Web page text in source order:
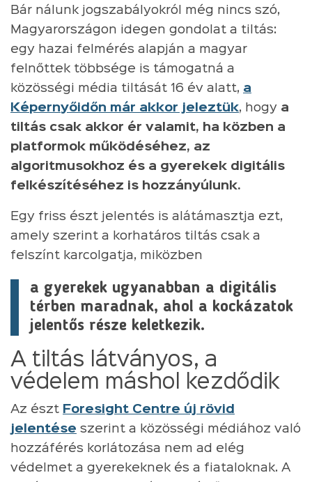
Bár nálunk jogszabályokról még nincs szó,
Magyarországon idegen gondolat a tiltás:
egy hazai felmérés alapján a magyar
felnőttek többsége is támogatná a
közösségi média tiltását 16 év alatt, a
Képernyőidőn már akkor jeleztük, hogy a
tiltás csak akkor ér valamit, ha közben a
platformok működéséhez, az
algoritmusokhoz és a gyerekek digitális
felkészítéséhez is hozzányúlunk.
Egy friss észt jelentés is alátámasztja ezt,
amely szerint a korhatáros tiltás csak a
felszínt karcolgatja, miközben
a gyerekek ugyanabban a digitális
térben maradnak, ahol a kockázatok
jelentős része keletkezik.
A tiltás látványos, a
védelem máshol kezdődik
Az észt Foresight Centre új rövid
jelentése szerint a közösségi médiához való
hozzáférés korlátozása nem ad elég
védelmet a gyerekeknek és a fiataloknak. A